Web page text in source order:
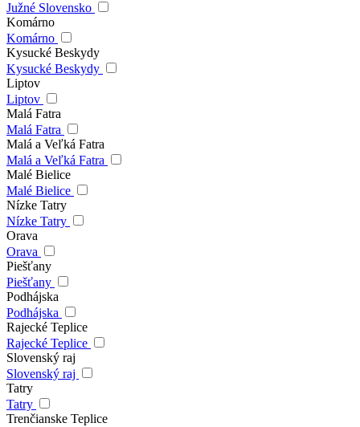
Južné Slovensko
Komárno
Komárno
Kysucké Beskydy
Kysucké Beskydy
Liptov
Liptov
Malá Fatra
Malá Fatra
Malá a Veľká Fatra
Malá a Veľká Fatra
Malé Bielice
Malé Bielice
Nízke Tatry
Nízke Tatry
Orava
Orava
Piešťany
Piešťany
Podhájska
Podhájska
Rajecké Teplice
Rajecké Teplice
Slovenský raj
Slovenský raj
Tatry
Tatry
Trenčianske Teplice